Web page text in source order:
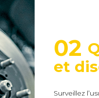
02
et
Surveillez